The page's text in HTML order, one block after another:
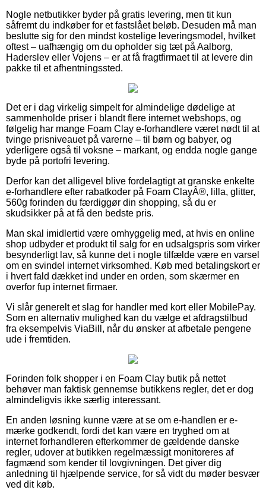
Nogle netbutikker byder på gratis levering, men tit kun
såfremt du indkøber for et fastslået beløb. Desuden må man
beslutte sig for den mindst kostelige leveringsmodel, hvilket
oftest – uafhængig om du opholder sig tæt på Aalborg,
Haderslev eller Vojens – er at få fragtfirmaet til at levere din
pakke til et afhentningssted.
Det er i dag virkelig simpelt for almindelige dødelige at
sammenholde priser i blandt flere internet webshops, og
følgelig har mange Foam Clay e-forhandlere været nødt til at
tvinge prisniveauet på varerne – til børn og babyer, og
yderligere også til voksne – markant, og endda nogle gange
byde på portofri levering.
Derfor kan det alligevel blive fordelagtigt at granske enkelte
e-forhandlere efter rabatkoder på Foam ClayÂ®, lilla, glitter,
560g forinden du færdiggør din shopping, så du er
skudsikker på at få den bedste pris.
Man skal imidlertid være omhyggelig med, at hvis en online
shop udbyder et produkt til salg for en udsalgspris som virker
besynderligt lav, så kunne det i nogle tilfælde være en varsel
om en svindel internet virksomhed. Køb med betalingskort er
i hvert fald dækket ind under en orden, som skærmer en
overfor fup internet firmaer.
Vi slår generelt et slag for handler med kort eller MobilePay.
Som en alternativ mulighed kan du vælge et afdragstilbud
fra eksempelvis ViaBill, når du ønsker at afbetale pengene
ude i fremtiden.
Forinden folk shopper i en Foam Clay butik på nettet
behøver man faktisk gennemse butikkens regler, det er dog
almindeligvis ikke særlig interessant.
En anden løsning kunne være at se om e-handlen er e-
mærke godkendt, fordi det kan være en tryghed om at
internet forhandleren efterkommer de gældende danske
regler, udover at butikken regelmæssigt monitoreres af
fagmænd som kender til lovgivningen. Det giver dig
anledning til hjælpende service, for så vidt du møder besvær
ved dit køb.